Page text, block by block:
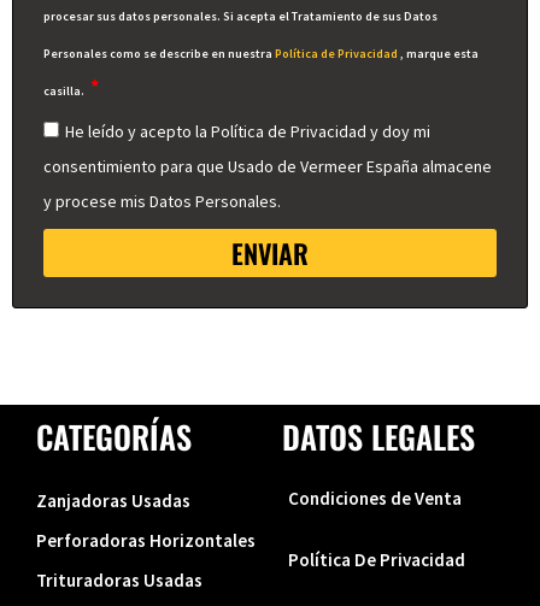
procesar sus datos personales. Si acepta el Tratamiento de sus Datos
Personales como se describe en nuestra Política de Privacidad , marque esta
casilla.
He leído y acepto la Política de Privacidad y doy mi
consentimiento para que Usado de Vermeer España almacene
y procese mis Datos Personales.
ENVIAR
CATEGORÍAS
Zanjadoras Usadas
Perforadoras Horizontales
Trituradoras Usadas
DATOS LEGALES
Condiciones de Venta
Política De Privacidad